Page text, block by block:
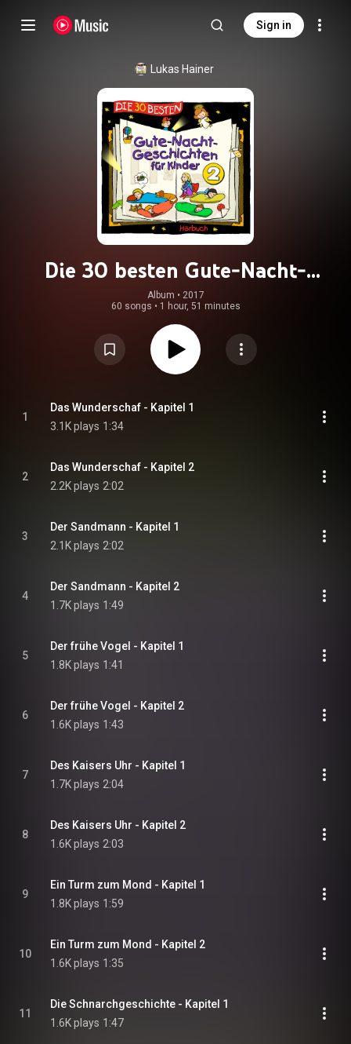
Sign in
Lukas Hainer
Die 30 besten Gute-Nacht-
Geschichten für Kinder 2
Album • 2017
60 songs • 1 hour, 51 minutes
1
Das Wunderschaf - Kapitel 1
3.1K plays 1:34
2
Das Wunderschaf - Kapitel 2
2.2K plays 2:02
3
Der Sandmann - Kapitel 1
2.1K plays 2:02
4
Der Sandmann - Kapitel 2
1.7K plays 1:49
5
Der frühe Vogel - Kapitel 1
1.8K plays 1:41
6
Der frühe Vogel - Kapitel 2
1.6K plays 1:43
7
Des Kaisers Uhr - Kapitel 1
1.7K plays 2:04
8
Des Kaisers Uhr - Kapitel 2
1.6K plays 2:03
9
Ein Turm zum Mond - Kapitel 1
1.8K plays 1:59
10
Ein Turm zum Mond - Kapitel 2
1.6K plays 1:35
11
Die Schnarchgeschichte - Kapitel 1
1.6K plays 1:47